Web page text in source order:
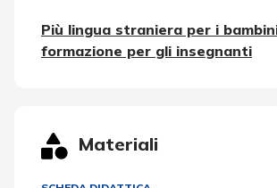
Più lingua straniera per i
formazione per gli insegnanti
Materiali